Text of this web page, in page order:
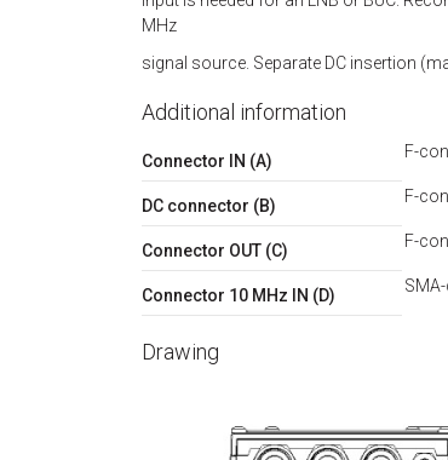
MHz
signal source. Separate DC insertion
Additional information
Connector IN (A) F-
DC connector (B) F-
Connector OUT (C) F-
Connector 10 MHz IN (D)
Drawing